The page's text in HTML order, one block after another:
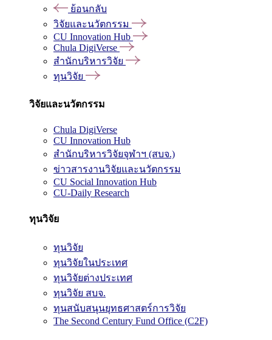
ย้อนกลับ
วิจัยและนวัตกรรม
CU Innovation Hub
Chula DigiVerse
สำนักบริหารวิจัย
ทุนวิจัย
วิจัยและนวัตกรรม
Chula DigiVerse
CU Innovation Hub
สำนักบริหารวิจัยจุฬาฯ (สบจ.)
ข่าวสารงานวิจัยและนวัตกรรม
CU Social Innovation Hub
CU-Daily Research
ทุนวิจัย
ทุนวิจัย
ทุนวิจัยในประเทศ
ทุนวิจัยต่างประเทศ
ทุนวิจัย สบจ.
ทุนสนับสนุนยุทธศาสตร์การวิจัย
The Second Century Fund Office (C2F)